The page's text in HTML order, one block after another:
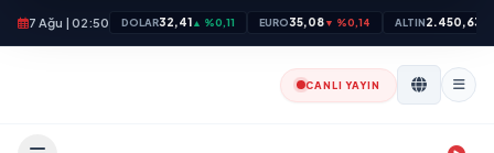
7 Ağu | 02:50 DOLAR32,41▲ %0,11 EURO35,08▼ %0,14 ALTIN2.450,63
CANLI YAYIN